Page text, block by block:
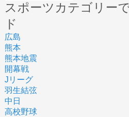
スポーツカテゴリー
ド
広島
熊本
熊本地震
開幕戦
Jリーグ
羽生結弦
中日
高校野球